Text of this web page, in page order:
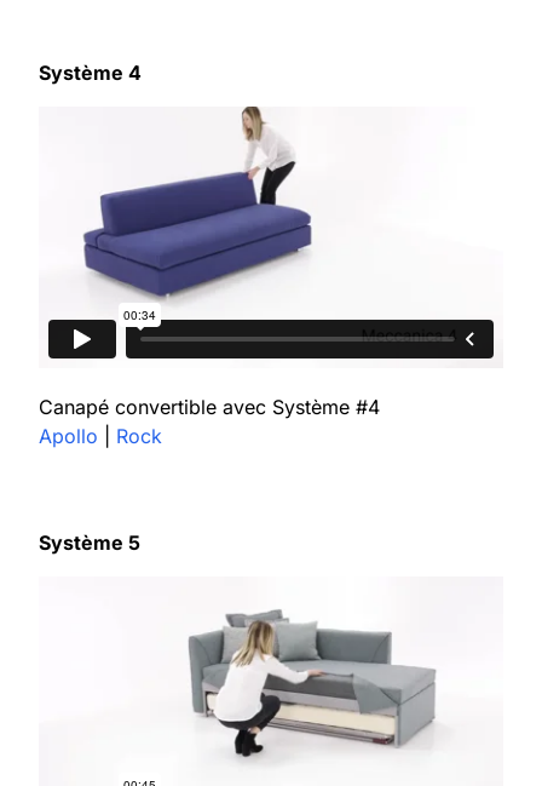
Système 4
Canapé convertible avec Système #4
Apollo
Rock
Système 5